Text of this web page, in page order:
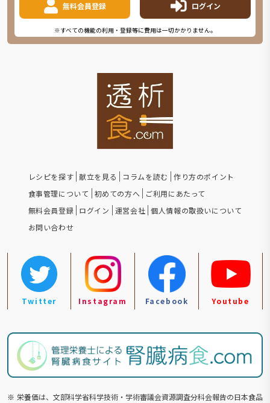
無料会員登録 ログイン
※すべての機能の利用・登録等に費用は一切かかりません。
レシピを探す 献立を見る コラムを読む
作り方のポイント
食事管理について
初めての方へ
ご利用にあたって
無料会員登録 ログイン 運営会社 個人情報の取扱いについて
お問い合わせ
Twitter Instagram Facebook Youtube
※ 栄養価は、文部科学省科学技術・学術審議会資源調査分科会報告の⽇本食品